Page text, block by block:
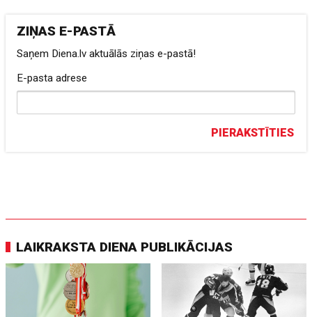
ZIŅAS E-PASTĀ
Saņem Diena.lv aktuālās ziņas e-pastā!
E-pasta adrese
PIERAKSTĪTIES
LAIKRAKSTA DIENA PUBLIKĀCIJAS